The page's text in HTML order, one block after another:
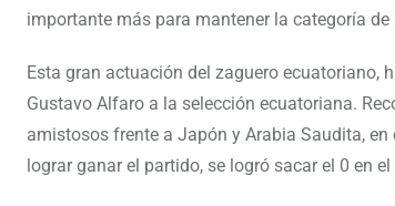
importante más para mantener la categoría
Esta gran actuación del zaguero ecuatoriano,
Gustavo Alfaro a la selección ecuatoriana.
amistosos frente a Japón y Arabia Saudita,
lograr ganar el partido, se logró sacar el 0 en